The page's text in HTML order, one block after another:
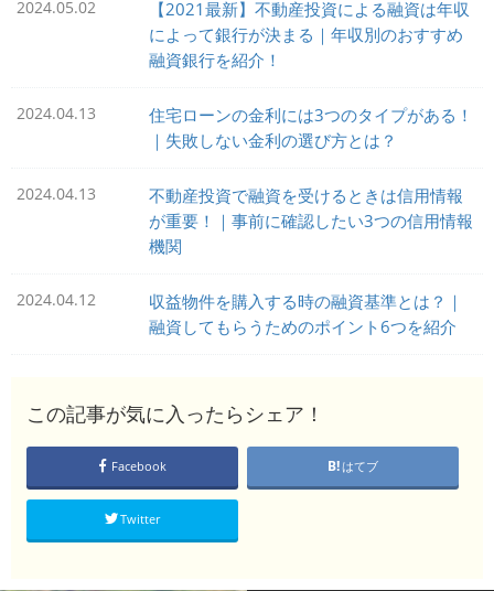
2024.05.02
【2021最新】不動産投資による融資は年収
によって銀行が決まる｜年収別のおすすめ
融資銀行を紹介！
2024.04.13
住宅ローンの金利には3つのタイプがある！
｜失敗しない金利の選び方とは？
2024.04.13
不動産投資で融資を受けるときは信用情報
が重要！｜事前に確認したい3つの信用情報
機関
2024.04.12
収益物件を購入する時の融資基準とは？｜
融資してもらうためのポイント6つを紹介
この記事が気に入ったらシェア！
Facebook はてブ
Twitter